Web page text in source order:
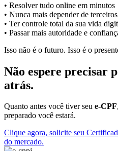
• Resolver tudo online em minutos
• Nunca mais depender de terceiros
• Ter controle total da sua vida
• Passar mais autoridade e
Isso não é o futuro. Isso é o
Não espere precisar
atrás.
Quanto antes você tiver seu e-CPF
preparado você estará.
Clique agora, solicite seu
do mercado.